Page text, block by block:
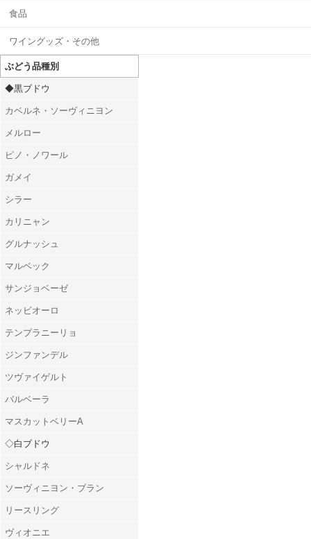
食品
ワイングッズ・その他
ぶどう品種別
◆黒ブドウ
カベルネ・ソーヴィニヨン
メルロー
ピノ・ノワール
ガメイ
シラー
カリニャン
グルナッシュ
マルベック
サンジョベーゼ
ネッビオーロ
テンプラニーリョ
ジンファンデル
ツヴァイゲルト
バルベーラ
マスカットベリーA
◇白ブドウ
シャルドネ
ソーヴィニヨン・ブラン
リースリング
ヴィオニエ